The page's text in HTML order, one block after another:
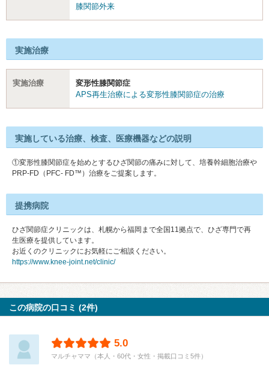
膝関節外来
実施治療
実施治療
変形性膝関節症
APS再生治療による変形性膝関節症の治療
実施している治療、検査、医療機器などの説明
①変形性膝関節症を始めとするひざ関節の痛みに対して、培養幹細胞治療や
PRP-FD（PFC- FD™）治療をご提案します。
提携病院
ひざ関節症クリニックは、札幌から福岡まで全国11拠点で、ひざ専門で再
生医療を提供しています。
お近くのクリニックにお気軽にご相談ください。
https://www.knee-joint.net/clinic/
この病院の口コミ (2件)
5.0
マルチャママ（本人・60代・女性・掲載口コミ5件）